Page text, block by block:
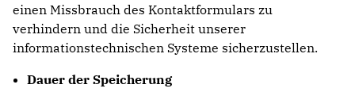
einen Missbrauch des Kontaktformulars zu
verhindern und die Sicherheit unserer
informationstechnischen Systeme sicherzustellen.
Dauer der Speicherung